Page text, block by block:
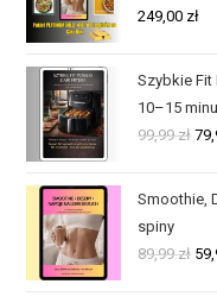
249,00 zł
Szybkie Fit
10–15
99,99zł
Smoothie,
spiny
89,99zł